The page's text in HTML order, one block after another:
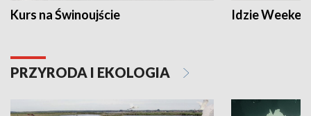
Kurs na Świnoujście Idzie
PRZYRODA I EKOLOGIA